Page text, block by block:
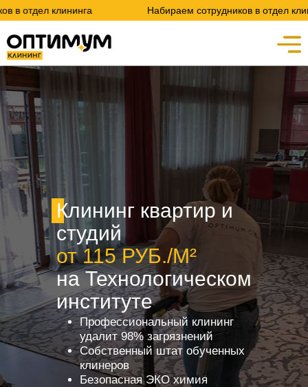
Набираем сотрудников в отдел клининга
Профессиональный клининг
удалит 98% загрязнений
Собственный штат обученных
клинеров
Безопасная ЭКО химия
Клининг квартир и
студий
от 115 РУБ./М²
на Технологическом
институте